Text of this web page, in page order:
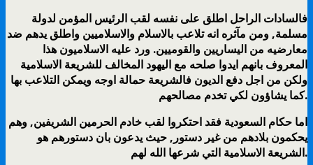
فالسادات الراحل اطلق على نفسه لقب الرئيس المؤمن لدولة
مسلمة, ومن مآثره انه تلاعب بالاسلام والاسلاميين واطلق يدهم ضد
معارضيه من اليساريين والقوميين. ورد عليه الاسلاميون هذا
المعروف بانهم ايدوا صلحه مع اليهود المخالف للشريعة الاسلامية
ولكن من اجل دفع الديون فالشريعة حمالة اوجه ويمكن التلاعب بها
كما يشاؤون لكي تخدم مصالحهم.
يحكمون بلادهم من غير دستور, حيث يدعون بان دستورهم هو
الشريعة الاسلامية التي شرعها الله لهم.